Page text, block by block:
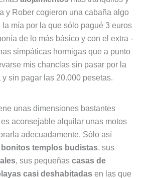
y Rober cogieron una cabaña algo
la mía por la que sólo pagué 3 euros
de lo más básico y con el extra -
simpáticas hormigas que a punto
mis chanclas sin pasar por la
sin pagar las 20.000 pesetas.
unas dimensiones bastantes
aconsejable alquilar unas motos
adecuadamente. Sólo así
bonitos templos budistas, sus
, sus pequeñas casas de
casi deshabitadasen las que